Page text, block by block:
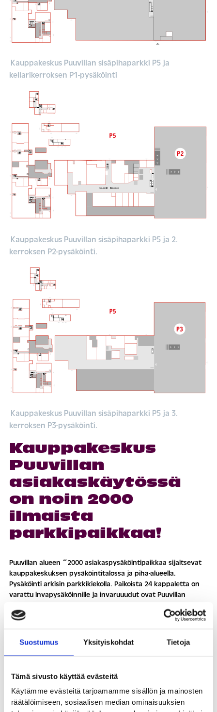
Suostumus Yksityiskohdat Tietoja
Tämä sivusto käyttää evästeitä
Käytämme evästeitä tarjoamamme sisällön ja mainosten
räätälöimiseen, sosiaalisen median ominaisuuksien
Kauppakeskus Puuvillan sisäpihaparkki P5 ja
kellarikerroksen P1-pysäköinti
Kauppakeskus Puuvillan sisäpihaparkki P5 ja 2.
kerroksen P2-pysäköinti.
Kauppakeskus Puuvillan sisäpihaparkki P5 ja 3.
kerroksen P3-pysäköinti.
Kauppakeskus
Puuvillan
asiakaskäytössä
on noin 2000
ilmaista
parkkipaikkaa!
Puuvillan alueen ~2000 asiakaspysäköintipaikkaa sijaitsevat
kauppakeskuksen pysäköintitalossa ja piha-alueella.
Pysäköinti arkisin parkkikiekolla. Paikoista 24 kappaletta on
varattu invapysäköinnille ja invaruuudut ovat Puuvillan
mahdollisimman lähelle sisäänkäyntejä.
paikasta.
Sisäpihalta (P5) löytyy kahdeksan Tesla Supercharger-
Lataus on mahdollista kaikilla CCS liittimellä varustetuilla
sähköautoilla. Lataamisen käynnistäminen ja maksaminen,